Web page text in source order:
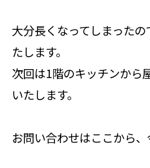
大分長くなってしまった
たします。
次回は1階のキッチンから
いたします。
お問い合わせはここから、